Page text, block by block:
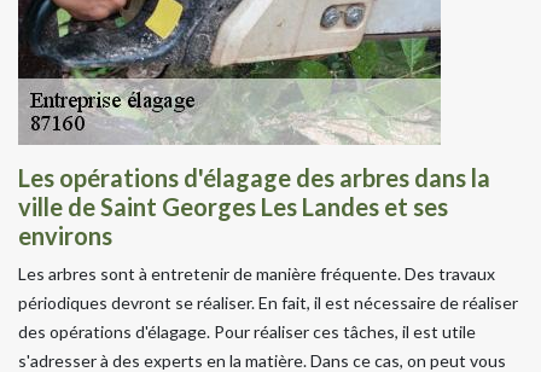
Les opérations d'élagage des arbres dans la
ville de Saint Georges Les Landes et ses
environs
Les arbres sont à entretenir de manière fréquente. Des travaux
périodiques devront se réaliser. En fait, il est nécessaire de réaliser
des opérations d'élagage. Pour réaliser ces tâches, il est utile
s'adresser à des experts en la matière. Dans ce cas, on peut vous